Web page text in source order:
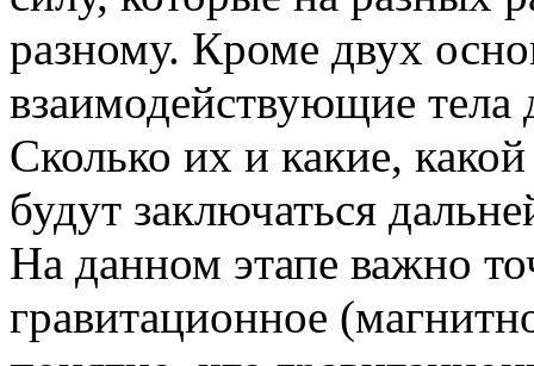
разному. Кроме двух
взаимодействующие тела
Сколько их и какие,
будут заключаться
На данном этапе важно
гравитационное